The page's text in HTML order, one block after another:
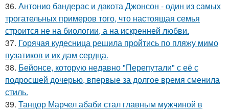
36. Антонио бандерас и дакота Джонсон - один из самых
трогательных примеров того, что настоящая семья
строится не на биологии, а на искренней любви.
37. Горячая кудесница решила пройтись по пляжу мимо
пузатиков и их дам сердца.
38. Бейонсе, которую недавно "Перепутали" с её с
подросшей дочерью, впервые за долгое время сменила
стиль.
39. Танцор Марчел абаби стал главным мужчиной в